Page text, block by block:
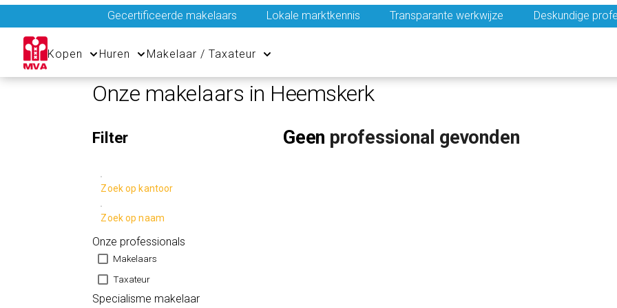
Gecertificeerde makelaars Lokale marktkennis Transparante werkwijze Deskundige
Kopen Huren Makelaar / Taxateur
Onze makelaars in Heemskerk
Filter
Zoek op kantoor
Zoek op naam
Onze professionals
Makelaars
Taxateur
Specialisme makelaar
Geen professional gevonden